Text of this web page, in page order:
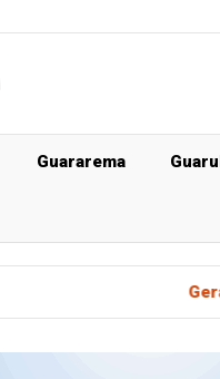
Guararema
Previsão do